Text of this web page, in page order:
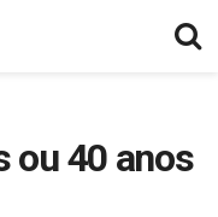
ou 40 anos